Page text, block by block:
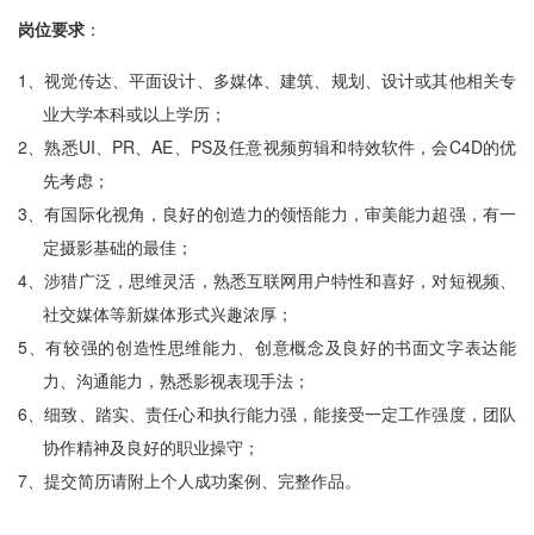
岗位要求 ：
1、视觉传达、平面设计、多媒体、建筑、规划、设计或其他相关专
业大学本科或以上学历；
2、熟悉UI、PR、AE、PS及任意视频剪辑和特效软件，会C4D的优
先考虑；
3、有国际化视角，良好的创造力的领悟能力，审美能力超强，有一
定摄影基础的最佳；
4、涉猎广泛，思维灵活，熟悉互联网用户特性和喜好，对短视频、
社交媒体等新媒体形式兴趣浓厚；
5、有较强的创造性思维能力、创意概念及良好的书面文字表达能
力、沟通能力，熟悉影视表现手法；
6、细致、踏实、责任心和执行能力强，能接受一定工作强度，团队
协作精神及良好的职业操守；
7、 提交简历请附上个人成功案例、完整作品。